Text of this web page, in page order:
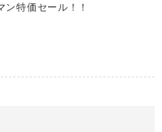
ン特価セール！！